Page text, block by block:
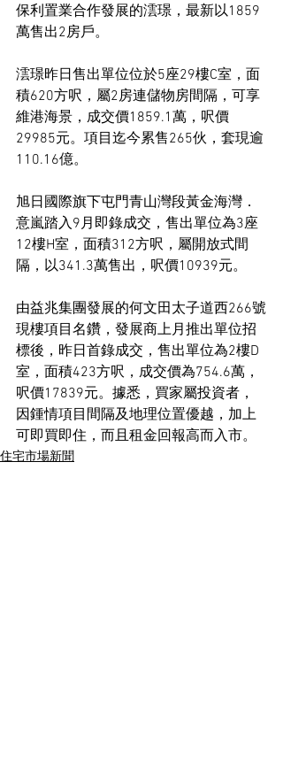
保利置業合作發展的澐璟，最新以1859
萬售出2房戶。
澐璟昨日售出單位位於5座29樓C室，面
積620方呎，屬2房連儲物房間隔，可享
維港海景，成交價1859.1萬，呎價
29985元。項目迄今累售265伙，套現逾
110.16億。
旭日國際旗下屯門青山灣段黃金海灣．
意嵐踏入9月即錄成交，售出單位為3座
12樓H室，面積312方呎，屬開放式間
隔，以341.3萬售出，呎價10939元。
由益兆集團發展的何文田太子道西266號
現樓項目名鑽，發展商上月推出單位招
標後，昨日首錄成交，售出單位為2樓D
室，面積423方呎，成交價為754.6萬，
呎價17839元。據悉，買家屬投資者，
因鍾情項目間隔及地理位置優越，加上
可即買即住，而且租金回報高而入市。
住宅市場新聞